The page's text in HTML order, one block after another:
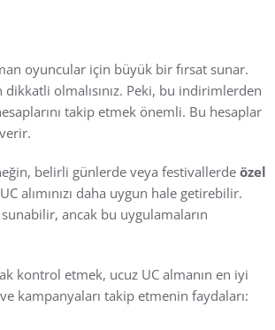
oyuncular için büyük bir fırsat sunar.
dikkatli olmalısınız. Peki, bu indirimlerden
takip etmek önemli. Bu hesaplar
belirli günlerde veya festivallerde özel
alımınızı daha uygun hale getirebilir.
ancak bu uygulamaların
kontrol etmek, ucuz UC almanın en iyi
kampanyaları takip etmenin faydaları: